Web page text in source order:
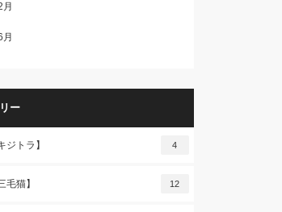
ー
ジトラ】 4
毛猫】 12